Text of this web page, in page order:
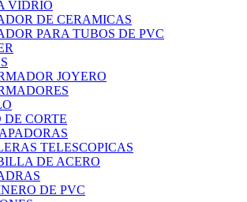
VIDRIO
DE CERAMICAS
PARA TUBOS DE PVC
JOYERO
DE CORTE
TELESCOPICAS
DE ACERO
DE PVC